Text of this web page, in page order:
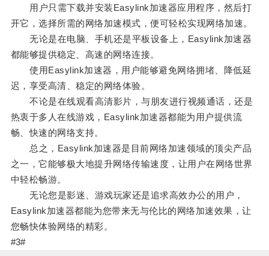
用户只需下载并安装Easylink加速器应用程序，然后打
开它，选择所需的网络加速模式，便可轻松实现网络加速。
无论是在电脑、手机还是平板设备上，Easylink加速器
都能够提供稳定、高速的网络连接。
使用Easylink加速器，用户能够避免网络拥堵、降低延
迟，享受高清、稳定的网络体验。
不论是在线观看高清影片，与朋友进行视频通话，还是
热衷于多人在线游戏，Easylink加速器都能为用户提供流
畅、快速的网络支持。
总之，Easylink加速器是目前网络加速领域的顶尖产品
之一，它能够极大地提升网络传输速度，让用户在网络世界
中轻松畅游。
无论您是影迷、游戏玩家还是追求高效办公的用户，
Easylink加速器都能为您带来无与伦比的网络加速效果，让
您畅快体验网络的精彩。
#3#